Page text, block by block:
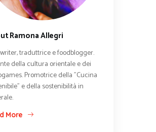
Ramona Allegri
traduttrice e foodblogger.
della cultura orientale e dei
Promotrice della "Cucina
e della sostenibilità in
More